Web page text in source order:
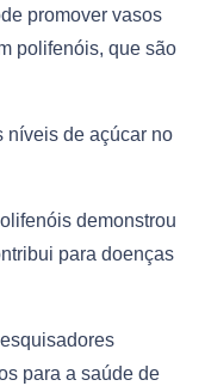
promover vasos
polifenóis, que são
níveis de açúcar no
demonstrou
para doenças
para a saúde de